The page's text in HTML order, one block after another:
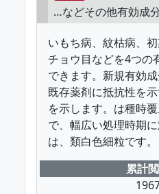
…などその他有効成
いもち病、紋枯病、初
チョウ目などを4つの
できます。新規有効成
既存薬剤に抵抗性を
を示します。は種時
で、幅広い処理時期
は、類白色細粒です。
累計